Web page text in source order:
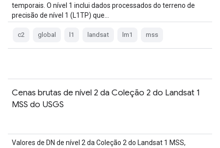
temporais. O nível 1 inclui dados processados do terreno de
precisão de nível 1 (L1TP) que…
c2 global l1 landsat lm1 mss
Cenas brutas de nível 2 da Coleção 2 do Landsat 1
MSS do USGS
Valores de DN de nível 2 da Coleção 2 do Landsat 1 MSS,